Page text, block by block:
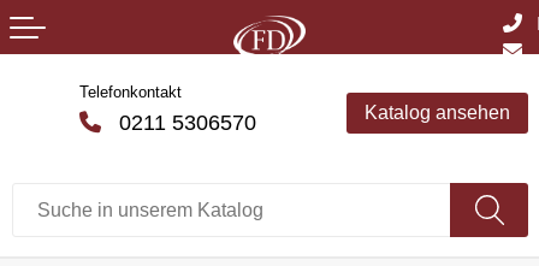
Telefonkontakt
0211 5306570 Katalog ansehen